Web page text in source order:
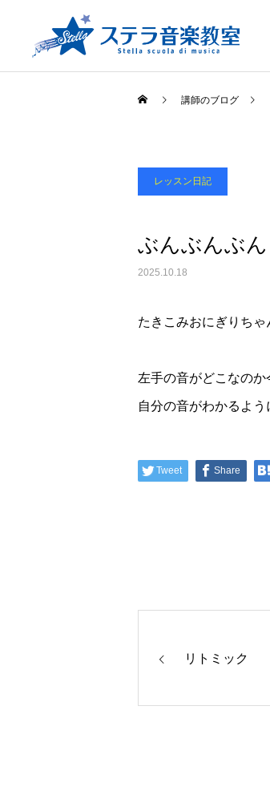
講師のブログ
レッスン日記
ぶんぶんぶん
2025.10.18
たきこみおにぎりちゃ
左手の音がどこなの
自分の音がわかるよ
Tweet Share
リトミック